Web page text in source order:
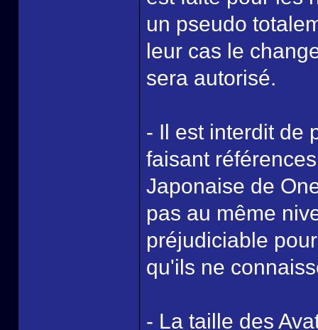
un pseudo
leur cas le
sera autorisé.
- Il est interdit de
faisant
Japonaise de
pas au même
préjudiciable
qu'ils ne
- La taille des